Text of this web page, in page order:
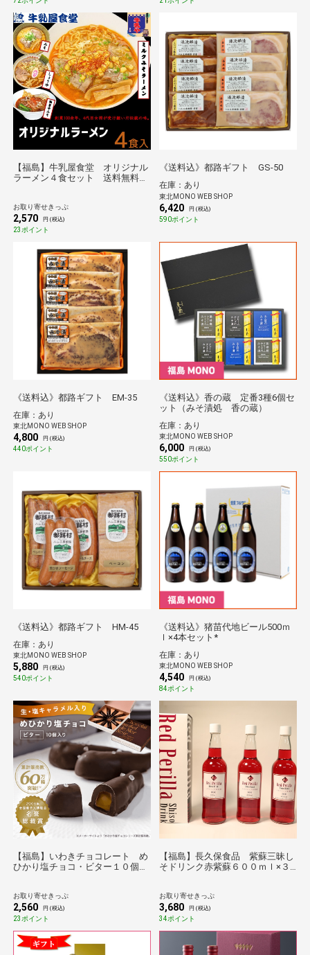
【福島】牛乳屋食堂 オリジナル
ラーメン４食セット 送料無料
お取り寄せきっぷ
2,570 円 (税込)
23ポイント
《送料込》都路ギフト GS-50
在庫：あり
東北MONO WEB SHOP
6,420 円 (税込)
590ポイント
《送料込》都路ギフト EM-35
在庫：あり
東北MONO WEB SHOP
4,800 円 (税込)
440ポイント
《送料込》香の蔵 定番3種6個セ
ット（みそ漬処 香の蔵）
在庫：あり
東北MONO WEB SHOP
6,000 円 (税込)
550ポイント
《送料込》都路ギフト HM-45
在庫：あり
東北MONO WEB SHOP
5,880 円 (税込)
540ポイント
《送料込》猪苗代地ビール500ｍ
ｌ×4本セット*
在庫：あり
東北MONO WEB SHOP
4,540 円 (税込)
84ポイント
【福島】いわきチョコレート め
ひかり塩チョコ・ビター１０個
お取り寄せきっぷ
2,560 円 (税込)
23ポイント
【福島】長久保食品 紫蘇三昧し
そドリンク赤紫蘇６００ｍｌ×３
お取り寄せきっぷ
3,680 円 (税込)
34ポイント